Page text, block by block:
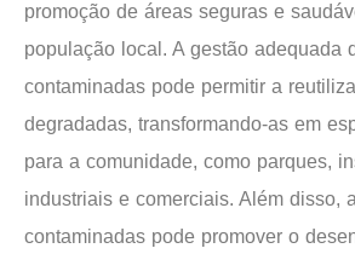
promoção de áreas seguras e
população local. A gestão adequada
contaminadas pode permitir a
degradadas, transformando-as em
para a comunidade, como parques,
industriais e comerciais. Além disso,
contaminadas pode promover o